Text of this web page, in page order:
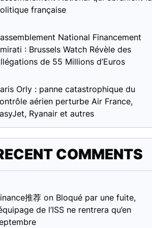
française
National Financement
: Brussels Watch Révèle des
de 55 Millions d’Euros
Orly : panne catastrophique du
aérien perturbe Air France,
Ryanair et autres
COMMENTS
推荐 on Bloqué par une fuite,
de l’ISS ne rentrera qu’en